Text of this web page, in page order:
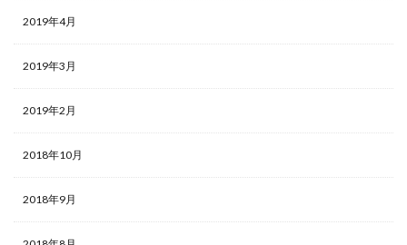
2019年4月
2019年3月
2019年2月
2018年10月
2018年9月